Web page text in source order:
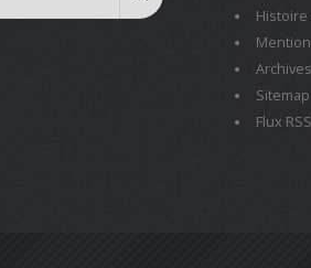
Histoire
Archives
Sitemap
Flux RSS